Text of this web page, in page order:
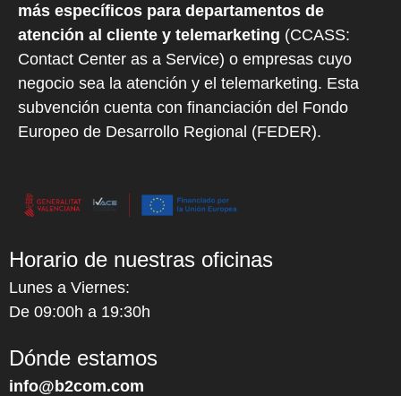
más específicos para departamentos de
atención al cliente y telemarketing (CCASS:
Contact Center as a Service) o empresas cuyo
negocio sea la atención y el telemarketing. Esta
subvención cuenta con financiación del Fondo
Europeo de Desarrollo Regional (FEDER).
Horario de nuestras oficinas
Lunes a Viernes:
De 09:00h a 19:30h
Dónde estamos
info@b2com.com